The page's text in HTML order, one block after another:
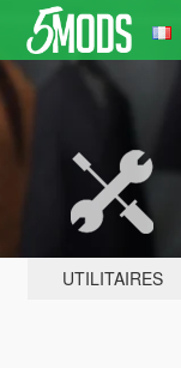
UTILITAIRES